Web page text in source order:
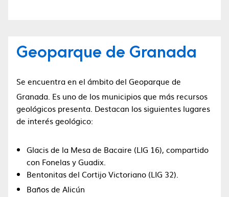
Geoparque de Granada
Se encuentra en el ámbito del Geoparque de
Granada. ​ Es uno de los municipios que más recursos
geológicos presenta. Destacan los siguientes lugares
de interés geológico:
Glacis de la Mesa de Bacaire (LIG 16), compartido
con Fonelas y Guadix.
Bentonitas del Cortijo Victoriano (LIG 32).
Baños de Alicún